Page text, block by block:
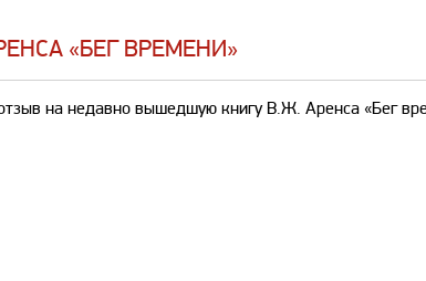
«БЕГ ВРЕМЕНИ»
на недавно вышедшую книгу В.Ж. Аренса «Бег